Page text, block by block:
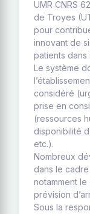
UMR CNRS
de Troyes
pour
innovant de
patients dans
Le système
considéré
prise en
(ressources
disponibilité
etc.).
Nombreux
dans le
notamment
prévision
Sous la